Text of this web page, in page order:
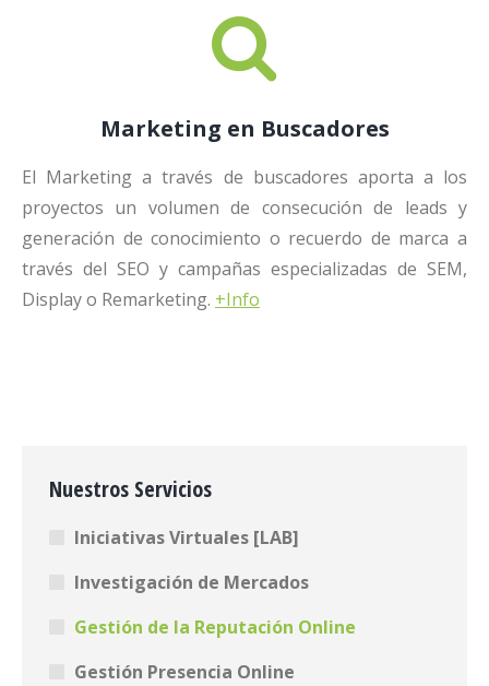
Marketing en Buscadores
El Marketing a través de buscadores aporta a los
proyectos un volumen de consecución de leads y
generación de conocimiento o recuerdo de marca a
través del SEO y campañas especializadas de SEM,
Display o Remarketing. +Info
Nuestros Servicios
Iniciativas Virtuales [LAB]
Investigación de Mercados
Gestión de la Reputación Online
Gestión Presencia Online